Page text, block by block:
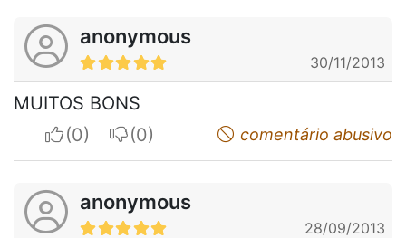
anonymous
30/11/2013
MUITOS BONS
I apreciateI do not appreciatecomentário abusivo
anonymous
28/09/2013